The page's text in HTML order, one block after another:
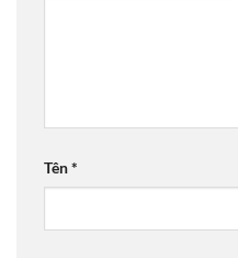
Tên*